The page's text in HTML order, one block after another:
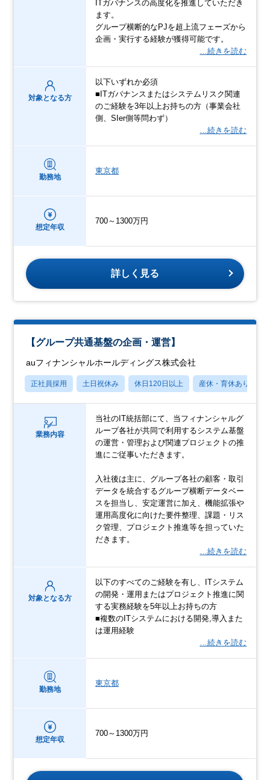
ITガバナンスの高度化を推進していただき
ます。
グループ横断的なPJを超上流フェーズから
企画・実行する経験が獲得可能です。
…続きを読む
対象となる方
以下いずれか必須
■ITガバナンスまたはシステムリスク関連
のご経験を3年以上お持ちの方（事業会社
側、SIer側等問わず）
…続きを読む
勤務地
東京都
想定年収
700～1300万円
詳しく見る
【グループ共通基盤の企画・運営】
auフィナンシャルホールディングス株式会社
正社員採用 土日祝休み 休日120日以上 産休・育休あり
業務内容
当社のIT統括部にて、当フィナンシャルグ
ループ各社が共同で利用するシステム基盤
の運営・管理および関連プロジェクトの推
進にご従事いただきます。
入社後は主に、グループ各社の顧客・取引
データを統合するグループ横断データベー
スを担当し、安定運営に加え、機能拡張や
運用高度化に向けた要件整理、課題・リス
ク管理、プロジェクト推進等を担っていた
だきます。
…続きを読む
対象となる方
以下のすべてのご経験を有し、ITシステム
の開発・運用またはプロジェクト推進に関
する実務経験を5年以上お持ちの方
■複数のITシステムにおける開発,導入また
は運用経験
…続きを読む
勤務地
東京都
想定年収
700～1300万円